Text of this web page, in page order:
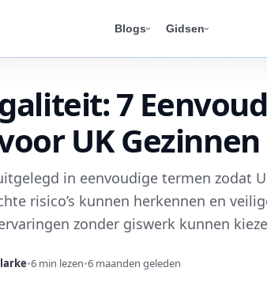
Blogs Gidsen
7
UK Gezinnen
in eenvoudige termen zodat
risico’s kunnen herkennen en
zonder giswerk kunnen
•6 min lezen•6 maanden geleden